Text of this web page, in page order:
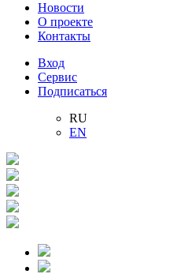
Новости
О проекте
Контакты
Вход
Сервис
Подписаться
RU
EN